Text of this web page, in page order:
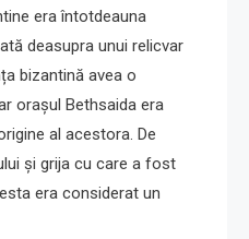
era întotdeauna
deasupra unui relicvar
bizantină avea o
orașul Bethsaida era
al acestora. De
și grija cu care a fost
era considerat un